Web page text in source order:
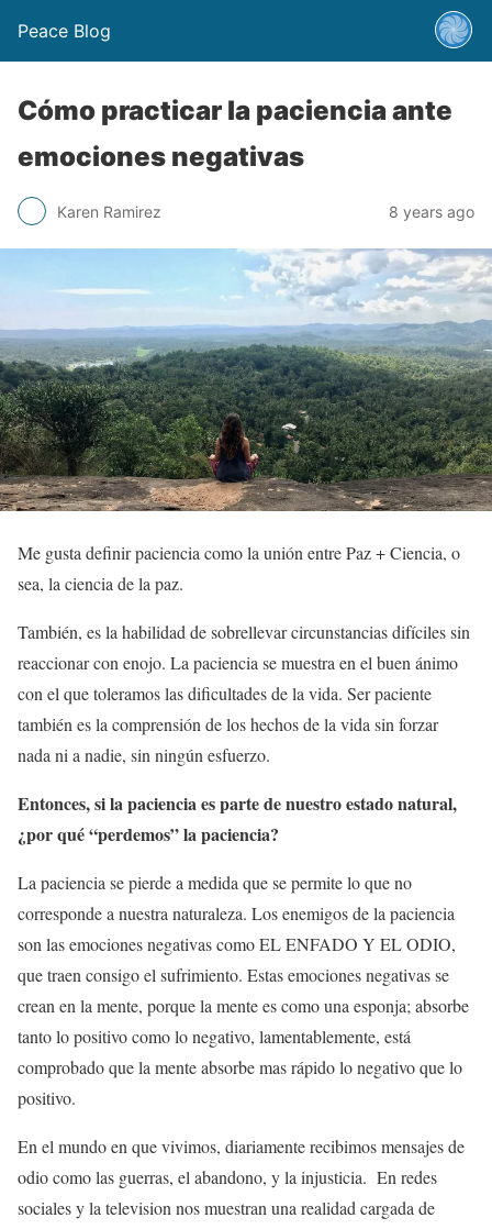
Peace Blog
Cómo practicar la paciencia ante
emociones negativas
Karen Ramirez 8 years ago
Me gusta definir paciencia como la unión entre Paz + Ciencia, o
sea, la ciencia de la paz.
También, es la habilidad de sobrellevar circunstancias difíciles sin
reaccionar con enojo. La paciencia se muestra en el buen ánimo
con el que toleramos las dificultades de la vida. Ser paciente
también es la comprensión de los hechos de la vida sin forzar
nada ni a nadie, sin ningún esfuerzo.
Entonces, si la paciencia es parte de nuestro estado natural,
¿por qué “perdemos” la paciencia?
La paciencia se pierde a medida que se permite lo que no
corresponde a nuestra naturaleza. Los enemigos de la paciencia
son las emociones negativas como EL ENFADO Y EL ODIO,
que traen consigo el sufrimiento. Estas emociones negativas se
crean en la mente, porque la mente es como una esponja; absorbe
tanto lo positivo como lo negativo, lamentablemente, está
comprobado que la mente absorbe mas rápido lo negativo que lo
positivo.
En el mundo en que vivimos, diariamente recibimos mensajes de
odio como las guerras, el abandono, y la injusticia. En redes
sociales y la television nos muestran una realidad cargada de